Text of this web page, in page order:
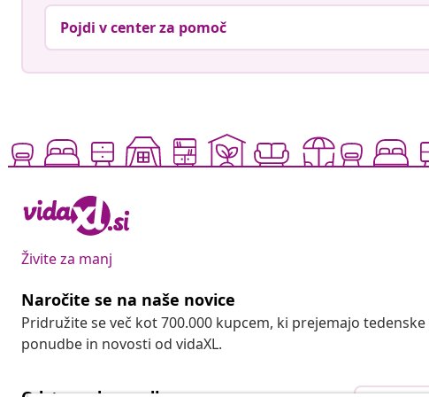
Pojdi v center za pomoč
Živite za manj
Naročite se na naše novice
Pridružite se več kot 700.000 kupcem, ki prejemajo
ponudbe in novosti od vidaXL.